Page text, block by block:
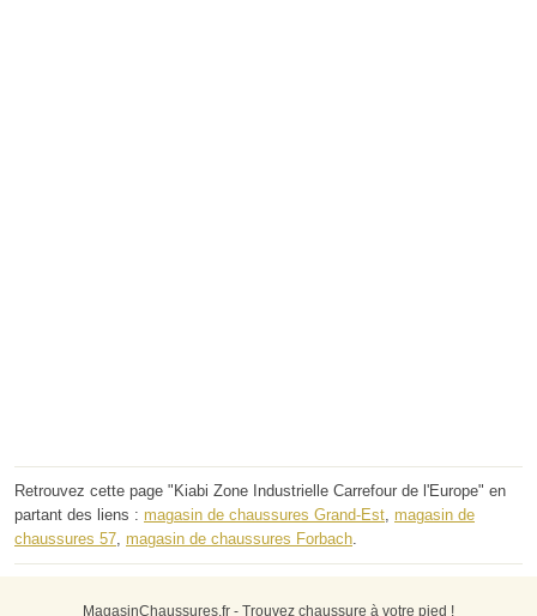
Retrouvez cette page "Kiabi Zone Industrielle Carrefour de l'Europe" en
partant des liens : magasin de chaussures Grand-Est, magasin de
chaussures 57, magasin de chaussures Forbach.
MagasinChaussures.fr - Trouvez chaussure à votre pied !